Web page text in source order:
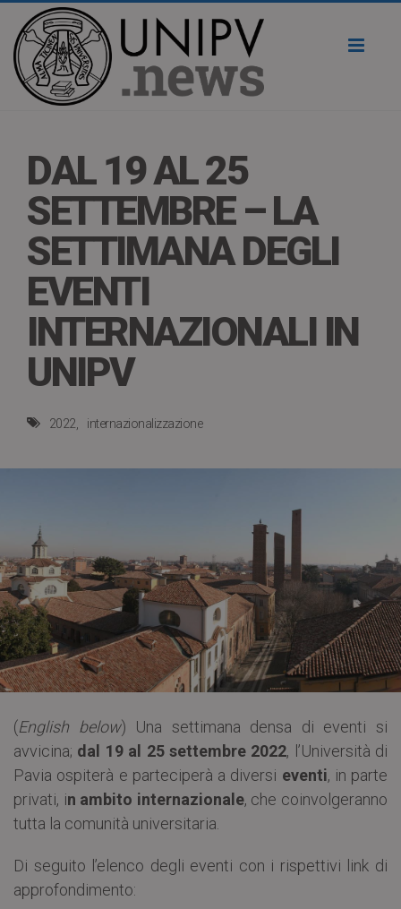
DAL 19 AL 25
SETTEMBRE – LA
SETTIMANA DEGLI
EVENTI
INTERNAZIONALI IN
UNIPV
2022 internazionalizzazione
(English below) Una settimana densa di eventi si
avvicina; dal 19 al 25 settembre 2022, l’Università di
Pavia ospiterà e parteciperà a diversi eventi, in parte
privati, in ambito internazionale, che coinvolgeranno
tutta la comunità universitaria.
Di seguito l’elenco degli eventi con i rispettivi link di
approfondimento: